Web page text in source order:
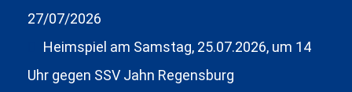
27/07/2026
Heimspiel am Samstag, 25.07.2026, um 14
Uhr gegen SSV Jahn Regensburg